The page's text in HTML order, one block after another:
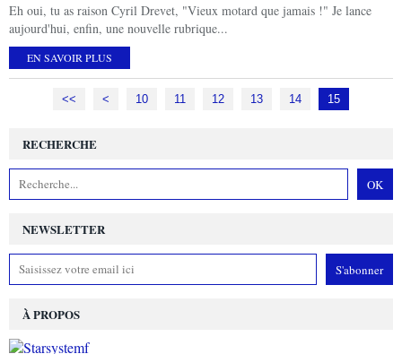
Eh oui, tu as raison Cyril Drevet, "Vieux motard que jamais !" Je lance
aujourd'hui, enfin, une nouvelle rubrique...
EN SAVOIR PLUS
<< < 10 11 12 13 14 15
NEWSLETTER
RECHERCHE
À PROPOS